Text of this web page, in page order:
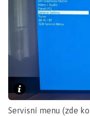
Servisní menu (zde